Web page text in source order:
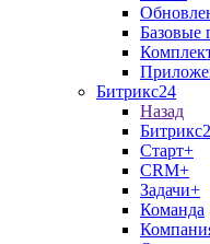
Базовые
Битрикс24
Назад
Старт+
CRM+
Задачи+
Команда